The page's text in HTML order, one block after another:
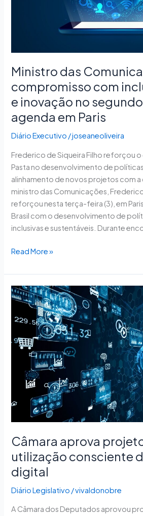
Ministro das
compromisso com
e inovação no
agenda em Paris
Diário Executivo /joseaneoliveira
Frederico de Siqueira Filho reforçou
Pasta no desenvolvimento de
alinhamento de novos projetos com
ministro das Comunicações, Frederico
reforçou nesta terça-feira (3), em
Brasil com o desenvolvimento de
inclusivas e sustentáveis. Durante
inovação
no
segundo
dia
de
agenda
em
Paris
Read More »
Câmara aprova
utilização consciente
digital
Diário Legislativo /vivaldonobre
A Câmara dos Deputados aprovou
Câmara
aprova
projeto
utilização
consciente
tecnologia
digital